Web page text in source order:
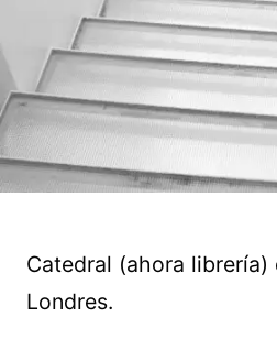
Catedral (ahora librería)
Londres.